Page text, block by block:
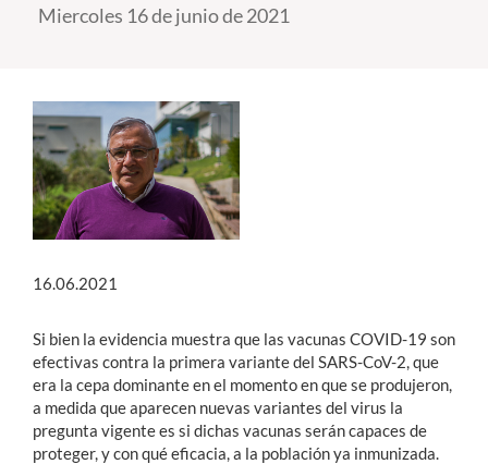
Postgrado
Estudiantes
Académicos
Funcionarios
English
Miercoles 16 de junio de 2021
16.06.2021
Si bien la evidencia muestra que las vacunas COVID-19 son
efectivas contra la primera variante del SARS-CoV-2, que
era la cepa dominante en el momento en que se produjeron,
a medida que aparecen nuevas variantes del virus la
pregunta vigente es si dichas vacunas serán capaces de
proteger, y con qué eficacia, a la población ya inmunizada.